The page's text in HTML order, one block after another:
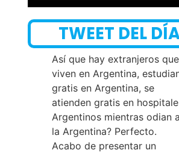
TWEET DEL
Así que hay extranjeros que
viven en Argentina,
gratis en Argentina, se
atienden gratis en
Argentinos mientras odian a
la Argentina? Perfecto.
Acabo de presentar un